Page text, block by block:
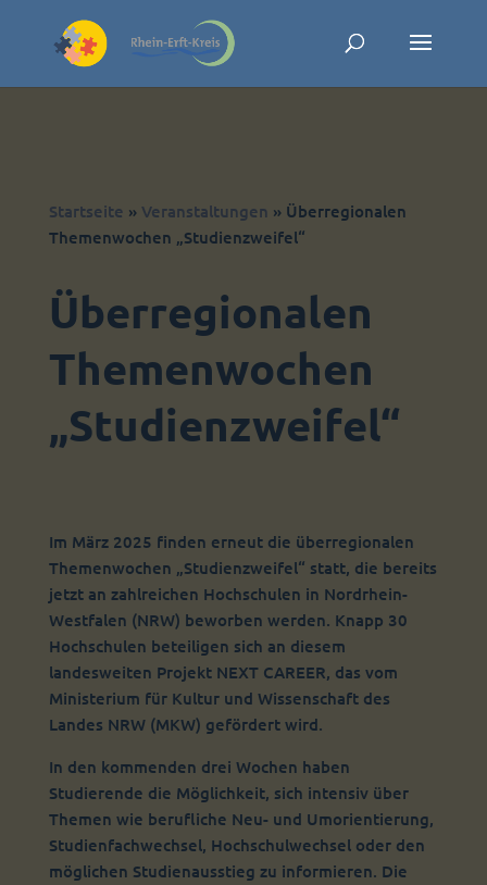
Startseite » Veranstaltungen » Überregionalen
Themenwochen „Studienzweifel“
Überregionalen
Themenwochen
„Studienzweifel“
Im März 2025 finden erneut die überregionalen
Themenwochen „Studienzweifel“ statt, die bereits
jetzt an zahlreichen Hochschulen in Nordrhein-
Westfalen (NRW) beworben werden. Knapp 30
Hochschulen beteiligen sich an diesem
landesweiten Projekt NEXT CAREER, das vom
Ministerium für Kultur und Wissenschaft des
Landes NRW (MKW) gefördert wird.
In den kommenden drei Wochen haben
Studierende die Möglichkeit, sich intensiv über
Themen wie berufliche Neu- und Umorientierung,
Studienfachwechsel, Hochschulwechsel oder den
möglichen Studienausstieg zu informieren. Die